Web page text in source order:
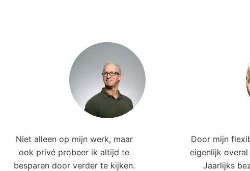
Niet alleen op mijn werk, maar
ook privé probeer ik altijd te
besparen door verder te kijken.
Door mijn
eigenlijk
Jaarlijks